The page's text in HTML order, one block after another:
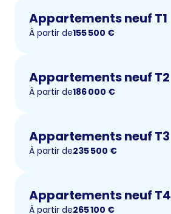
Appartements neuf T1
À partir de155 500 €
Appartements neuf T2
À partir de186 000 €
Appartements neuf T3
À partir de235 500 €
Appartements neuf T4
À partir de265 100 €